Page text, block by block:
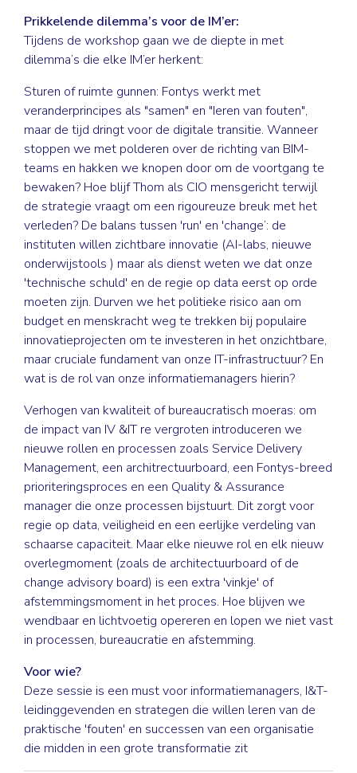
Prikkelende dilemma’s voor de IM’er:
Tijdens de workshop gaan we de diepte in met
dilemma’s die elke IM’er herkent:
Sturen of ruimte gunnen: Fontys werkt met
veranderprincipes als "samen" en "Ieren van fouten",
maar de tijd dringt voor de digitale transitie. Wanneer
stoppen we met polderen over de richting van BIM-
teams en hakken we knopen door om de voortgang te
bewaken? Hoe blijf Thom als CIO mensgericht terwijl
de strategie vraagt om een rigoureuze breuk met het
verleden? De balans tussen 'run' en 'change’: de
instituten willen zichtbare innovatie (AI-labs, nieuwe
onderwijstools ) maar als dienst weten we dat onze
'technische schuld' en de regie op data eerst op orde
moeten zijn. Durven we het politieke risico aan om
budget en menskracht weg te trekken bij populaire
innovatieprojecten om te investeren in het onzichtbare,
maar cruciale fundament van onze IT-infrastructuur? En
wat is de rol van onze informatiemanagers hierin?
Verhogen van kwaliteit of bureaucratisch moeras: om
de impact van IV &IT re vergroten introduceren we
nieuwe rollen en processen zoals Service Delivery
Management, een architrectuurboard, een Fontys-breed
prioriteringsproces en een Quality & Assurance
manager die onze processen bijstuurt. Dit zorgt voor
regie op data, veiligheid en een eerlijke verdeling van
schaarse capaciteit. Maar elke nieuwe rol en elk nieuw
overlegmoment (zoals de architectuurboard of de
change advisory board) is een extra 'vinkje' of
afstemmingsmoment in het proces. Hoe blijven we
wendbaar en lichtvoetig opereren en lopen we niet vast
in processen, bureaucratie en afstemming.
Voor wie?
Deze sessie is een must voor informatiemanagers, I&T-
leidinggevenden en strategen die willen leren van de
praktische 'fouten' en successen van een organisatie
die midden in een grote transformatie zit